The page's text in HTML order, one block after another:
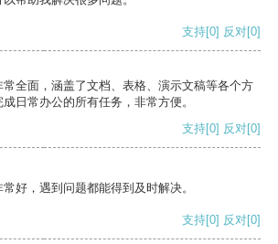
支持[0] 反对[0]
全面，涵盖了文档、表格、演示文稿等各个方
日常办公的所有任务，非常方便。
支持[0] 反对[0]
好，遇到问题都能得到及时解决。
支持[0] 反对[0]